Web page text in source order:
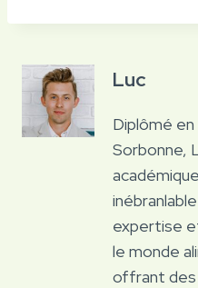
Luc
Diplômé
Sorbonne,
expertise
le monde
offrant des